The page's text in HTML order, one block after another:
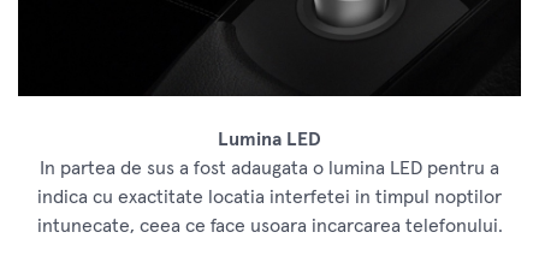
Lumina LED
In partea de sus a fost adaugata o lumina LED pentru a
indica cu exactitate locatia interfetei in timpul noptilor
intunecate, ceea ce face usoara incarcarea telefonului.